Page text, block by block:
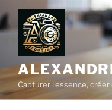
Aller
au
contenu
principal
Capturer l'essence, créer